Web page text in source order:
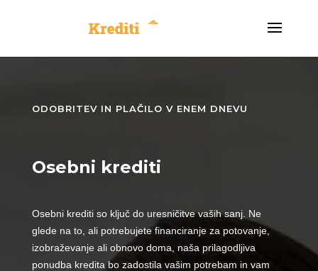
ODOBRITEV IN PLAČILO V ENEM DNEVU
Osebni krediti
Osebni krediti so ključ do uresničitve vaših sanj. Ne
glede na to, ali potrebujete financiranje za potovanje,
izobraževanje ali obnovo doma, naša prilagodljiva
ponudba kredita bo zadostila vašim potrebam in vam